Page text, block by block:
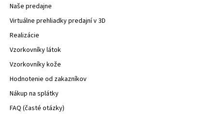
Naše predajne
Virtuálne prehliadky predajní v 3D
Realizácie
Vzorkovníky látok
Vzorkovníky kože
Hodnotenie od zakazníkov
Nákup na splátky
FAQ (časté otázky)